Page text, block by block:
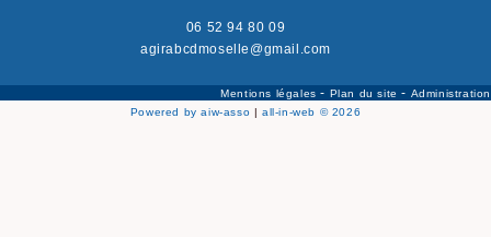
06 52 94 80 09
agirabcdmoselle@gmail.com
Mentions légales- Plan du site- Administration
Powered by aiw-asso | all-in-web © 2026